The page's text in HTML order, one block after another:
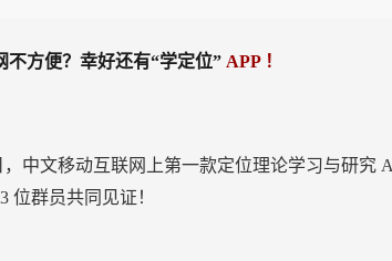
不方便？幸好还有“学定位” APP ！
，中文移动互联网上第一款定位理论学习与研究
位群员共同见证！